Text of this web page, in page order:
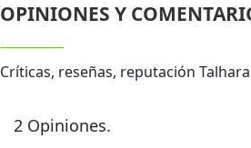
OPINIONES Y
Críticas, reseñas, reputación Talhara
2 Opiniones.